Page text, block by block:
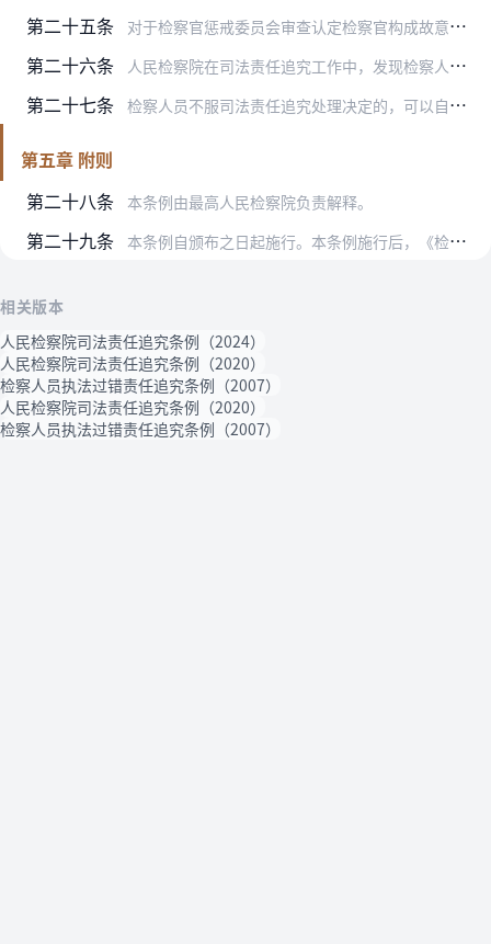
第二十五条 对于检察官惩戒委员会审查认定检察官构成故意违反职责、存在重大过失的，以及其他检察人员需要追究司法责任的，按照干部管理权限和职责分工，由检务督察部门商相关职能部门…
第二十六条 人民检察院在司法责任追究工作中，发现检察人员违反检察职责的行为涉嫌职务犯罪的，应当将犯罪线索及时移送监察机关或者司法机关处理。
第二十七条 检察人员不服司法责任追究处理决定的，可以自收到处理决定书之日起三十日内向作出决定的人民检察院申请复核，作出处理决定的人民检察院应当在三十日内作出复核决定；对复核…
第五章 附则
第二十八条
本条例由最高人民检察院负责解释。
第二十九条 本条例自颁布之日起施行。本条例施行后，《检察人员执法过错责任追究条例》（高检发〔2007〕12号）同时废止；最高人民检察院以前发布的司法解释和规范性文件与本条例…
相关版本
人民检察院司法责任追究条例（2024）
人民检察院司法责任追究条例（2020）
检察人员执法过错责任追究条例（2007）
人民检察院司法责任追究条例（2020）
检察人员执法过错责任追究条例（2007）